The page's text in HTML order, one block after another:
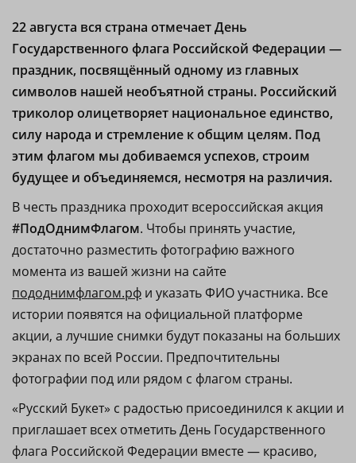
22 августа вся страна отмечает День
Государственного флага Российской Федерации —
праздник, посвящённый одному из главных
символов нашей необъятной страны. Российский
триколор олицетворяет национальное единство,
силу народа и стремление к общим целям. Под
этим флагом мы добиваемся успехов, строим
будущее и объединяемся, несмотря на различия.
В честь праздника проходит всероссийская акция
#ПодОднимФлагом. Чтобы принять участие,
достаточно разместить фотографию важного
момента из вашей жизни на сайте
пододнимфлагом.рф и указать ФИО участника. Все
истории появятся на официальной платформе
акции, а лучшие снимки будут показаны на больших
экранах по всей России. Предпочтительны
фотографии под или рядом с флагом страны.
«Русский Букет» с радостью присоединился к акции и
приглашает всех отметить День Государственного
флага Российской Федерации вместе — красиво,